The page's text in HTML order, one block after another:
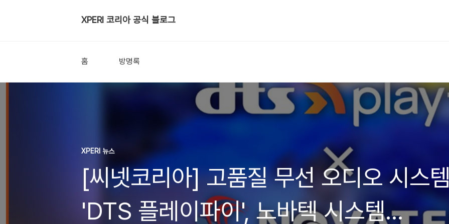
XPERI 코리아 공식 블로그
홈 방명록
XPERI 뉴스
[씨넷코리아] 고품질 무선 오디오 시스템
'DTS 플레이파이', 노바텍 시스템